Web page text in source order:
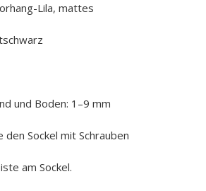
Lila, mattes
und Boden: 1–9 mm
Sockel mit Schrauben
am Sockel.